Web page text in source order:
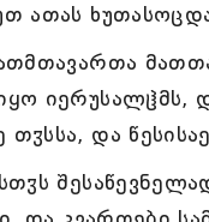
ათას
იერუსალჱმს,
და